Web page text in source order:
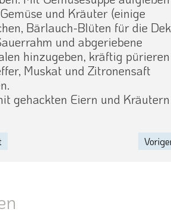
und Kräuter (einige
Bärlauch-Blüten für die
und abgeriebene
hinzugeben, kräftig
Muskat und Zitronensaft
gehackten Eiern und Kräutern